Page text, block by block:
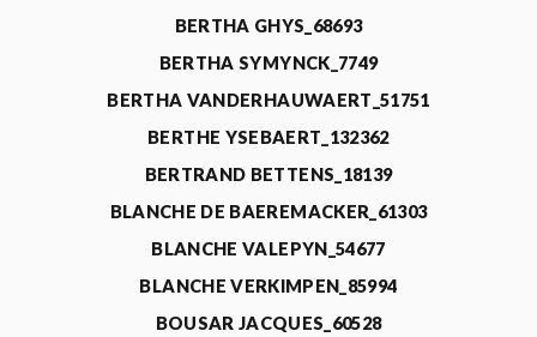
BERTHA GHYS_68693
BERTHA SYMYNCK_7749
BERTHA VANDERHAUWAERT_51751
BERTHE YSEBAERT_132362
BERTRAND BETTENS_18139
BLANCHE DE BAEREMACKER_61303
BLANCHE VALEPYN_54677
BLANCHE VERKIMPEN_85994
BOUSAR JACQUES_60528